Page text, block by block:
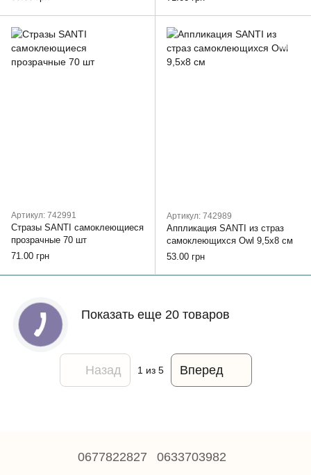
Артикул: 742991
Стразы SANTI самоклеющиеся
прозрачные 70 шт
71.00 грн
Артикул: 742989
Аппликация SANTI из страз
самоклеющихся Owl 9,5х8 см
53.00 грн
Показать еще 20 товаров
Назад 1из 5 Вперед
0677822827 0633703982